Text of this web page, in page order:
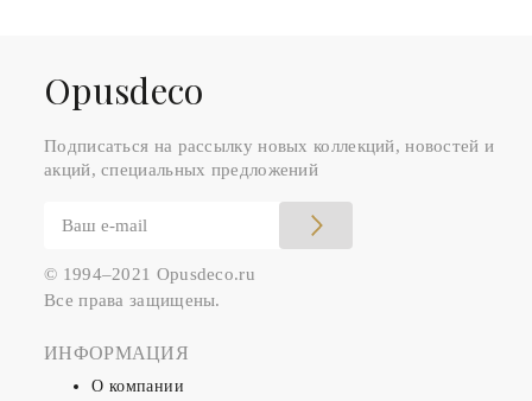
Оpusdeco
Подписаться на рассылку новых коллекций, новостей и
акций, специальных предложений
© 1994–2021 Opusdeco.ru
Все права защищены.
ИНФОРМАЦИЯ
О компании